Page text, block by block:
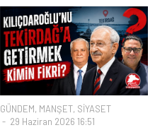
GÜNDEM, MANŞET, SİYASET
29 Haziran 2026 16:51